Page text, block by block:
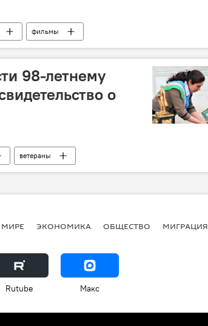
фильмы
98-летнему
о
ветераны
МИРЕ ЭКОНОМИКА ОБЩЕСТВО МИГРАЦИЯ
Rutube Макс